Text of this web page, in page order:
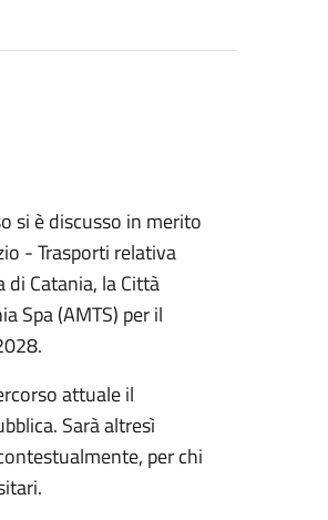
si è discusso in merito
- Trasporti relativa
Catania, la Città
Spa (AMTS) per il
attuale il
Sarà altresì
per chi